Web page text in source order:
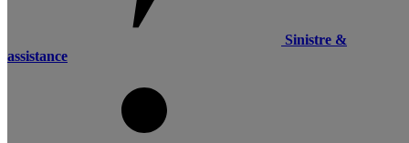
Sinistre &
assistance